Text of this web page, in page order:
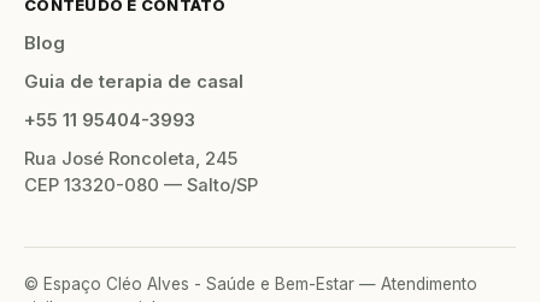
CONTEÚDO E CONTATO
Blog
Guia de terapia de casal
+55 11 95404-3993
Rua José Roncoleta, 245
CEP 13320-080 — Salto/SP
© Espaço Cléo Alves - Saúde e Bem-Estar — Atendimento